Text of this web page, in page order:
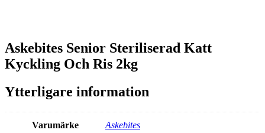
Askebites Senior Steriliserad Katt
Kyckling Och Ris 2kg
Ytterligare information
Varumärke Askebites